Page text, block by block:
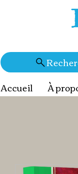
Accueil
À